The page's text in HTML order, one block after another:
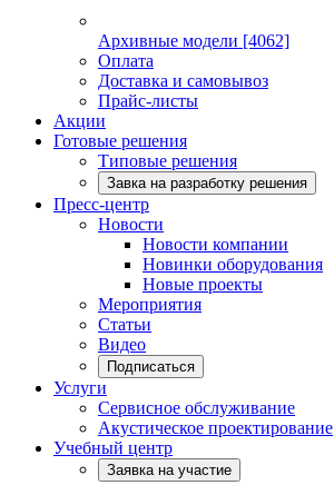
Архивные модели [4062]
Оплата
Доставка и самовывоз
Прайс-листы
Акции
Готовые решения
Типовые решения
Завка на разработку решения
Пресс-центр
Новости
Новости компании
Новинки оборудования
Новые проекты
Мероприятия
Статьи
Видео
Подписаться
Услуги
Сервисное обслуживание
Акустическое проектирование
Учебный центр
Заявка на участие